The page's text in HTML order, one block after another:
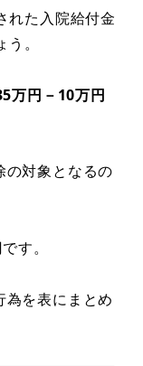
れた入院給付金
。
万円－10万円
の対象となるの
す。
為を表にまとめ